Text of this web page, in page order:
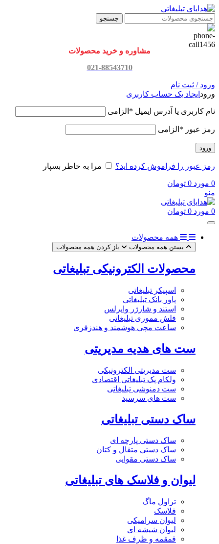
جستجو
مشاوره و خرید محصولات
021-88543710
ورود / ثبت نام
ورود ایجاد یک حساب کاربری
نام کاربری یا آدرس ایمیل * الزامی
رمز عبور * الزامی
ورود
رمز عبور را فراموش کرده اید؟ مرا به خاطر بسپار
0 مورد 0 تومان
منو
0 مورد 0 تومان
همه محصولات
بستن همه محصولات باز کردن همه محصولات
محصولات الکترونیکی تبلیغاتی
اسپیکر تبلیغاتی
پاور بانک تبلیغاتی
استند و شارژر وایرلس
فلش مموری تبلیغاتی
ساعت مچی هوشمند و هندزفری
ست های هدیه مدیریتی
ست مدیریتی الکترونیکی
ولکام پک تبلیغاتی اقتصادی
ست دمنوشی تبلیغاتی
ست های سرسید
ساک دستی تبلیغاتی
ساک دستی پارچه ای
ساک دستی متقال و کتان
ساک دستی مقوایی
لیوان و فلاسک های تبلیغاتی
تراول ماگ
فلاسک
لیوان سرامیکی
لیوان شیشه ای
قمقمه و ظرف غذا